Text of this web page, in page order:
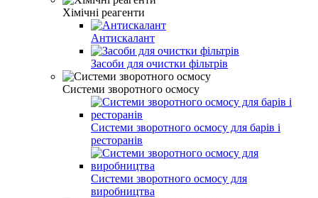
Хімічні реагенти
Антискалант
Засоби для очистки фільтрів
Системи зворотного осмосу
Системи зворотного осмосу для барів і
ресторанів
Системи зворотного осмосу для
виробництва